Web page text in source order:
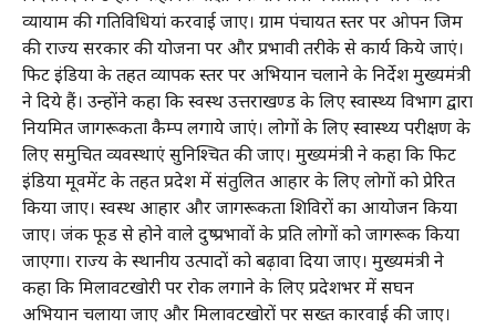
व्यायाम की गतिविधियां करवाई जाए। ग्राम पंचायत स्तर पर ओपन जिम
की राज्य सरकार की योजना पर और प्रभावी तरीके से कार्य किये जाएं।
फिट इंडिया के तहत व्यापक स्तर पर अभियान चलाने के निर्देश मुख्यमंत्री
ने दिये हैं। उन्होंने कहा कि स्वस्थ उत्तराखण्ड के लिए स्वास्थ्य विभाग द्वारा
नियमित जागरूकता कैम्प लगाये जाएं। लोगों के लिए स्वास्थ्य परीक्षण के
लिए समुचित व्यवस्थाएं सुनिश्चित की जाए। मुख्यमंत्री ने कहा कि फिट
इंडिया मूवमेंट के तहत प्रदेश में संतुलित आहार के लिए लोगों को प्रेरित
किया जाए। स्वस्थ आहार और जागरूकता शिविरों का आयोजन किया
जाए। जंक फूड से होने वाले दुष्प्रभावों के प्रति लोगों को जागरूक किया
जाएगा। राज्य के स्थानीय उत्पादों को बढ़ावा दिया जाए। मुख्यमंत्री ने
कहा कि मिलावटखोरी पर रोक लगाने के लिए प्रदेशभर में सघन
अभियान चलाया जाए और मिलावटखोरों पर सख्त कारवाई की जाए।